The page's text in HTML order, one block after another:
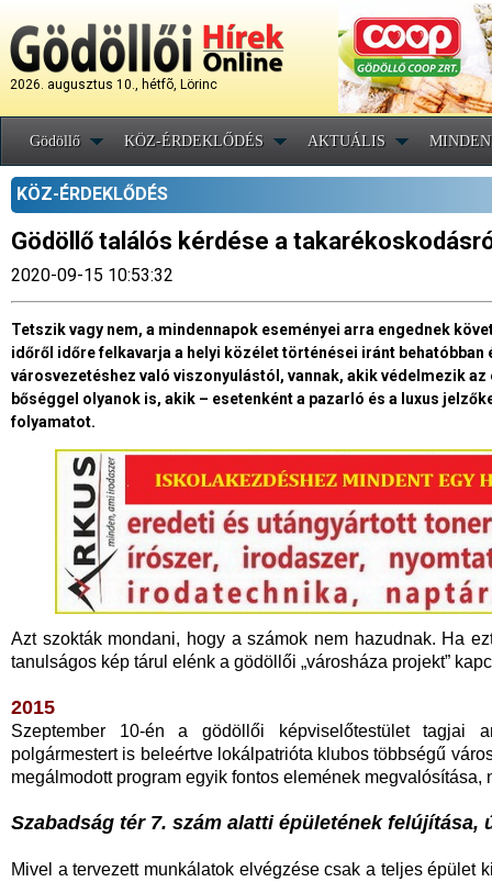
2026. augusztus 10., hétfõ, Lörinc
Gödöllő KÖZ-ÉRDEKLŐDÉS AKTUÁLIS
KÖZ-ÉRDEKLŐDÉS
Gödöllő találós kérdése a
2020-09-15 10:53:32
Tetszik vagy nem, a mindennapok eseményei arra engednek
időről időre felkavarja a helyi közélet történései iránt
városvezetéshez való viszonyulástól, vannak, akik védelmezik
bőséggel olyanok is, akik – esetenként a pazarló és a luxus
folyamatot.
Azt szokták mondani, hogy a számok nem hazudnak. Ha
tanulságos kép tárul elénk a gödöllői „városháza projekt”
2015
Szeptember 10-én a gödöllői képviselőtestület tagjai
polgármestert is beleértve lokálpatrióta klubos többségű
megálmodott program egyik fontos elemének megvalósítása,
Szabadság tér 7. szám alatti épületének felújítása,
Mivel a tervezett munkálatok elvégzése csak a teljes épület